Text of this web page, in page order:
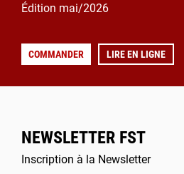
Édition mai/2026
COMMANDER LIRE EN LIGNE
NEWSLETTER FST
Inscription à la Newsletter